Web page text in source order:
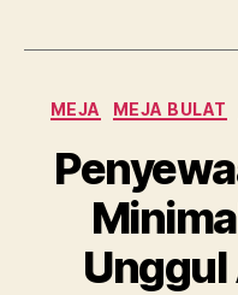
MEJA MEJA BULAT
Unggul